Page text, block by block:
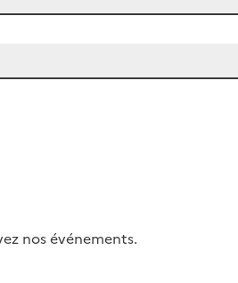
nos événements.